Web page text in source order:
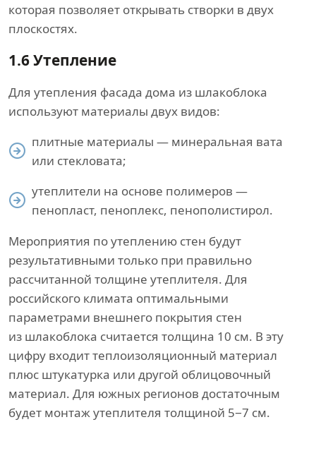
которая позволяет открывать створки в двух
плоскостях.
1.6Утепление
Для утепления фасада дома из шлакоблока
используют материалы двух видов:
плитные материалы — минеральная вата
или стекловата;
утеплители на основе полимеров —
пенопласт, пеноплекс, пенополистирол.
Мероприятия по утеплению стен будут
результативными только при правильно
рассчитанной толщине утеплителя. Для
российского климата оптимальными
параметрами внешнего покрытия стен
из шлакоблока считается толщина 10 см. В эту
цифру входит теплоизоляционный материал
плюс штукатурка или другой облицовочный
материал. Для южных регионов достаточным
будет монтаж утеплителя толщиной 5−7 см.